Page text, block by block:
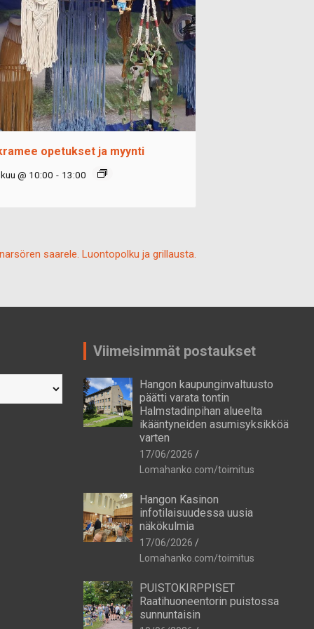
opetukset ja myynti
@ 10:00 - 13:00
saarele. Luontopolku ja grillausta.
Viimeisimmät postaukset
Hangon kaupunginvaltuusto
päätti varata tontin
Halmstadinpihan alueelta
ikääntyneiden asumisyksikköä
varten
17/06/2026
Lomahanko.com/toimitus
Hangon Kasinon
infotilaisuudessa uusia
näkökulmia
17/06/2026
Lomahanko.com/toimitus
PUISTOKIRPPISET
Raatihuoneentorin puistossa
sunnuntaisin